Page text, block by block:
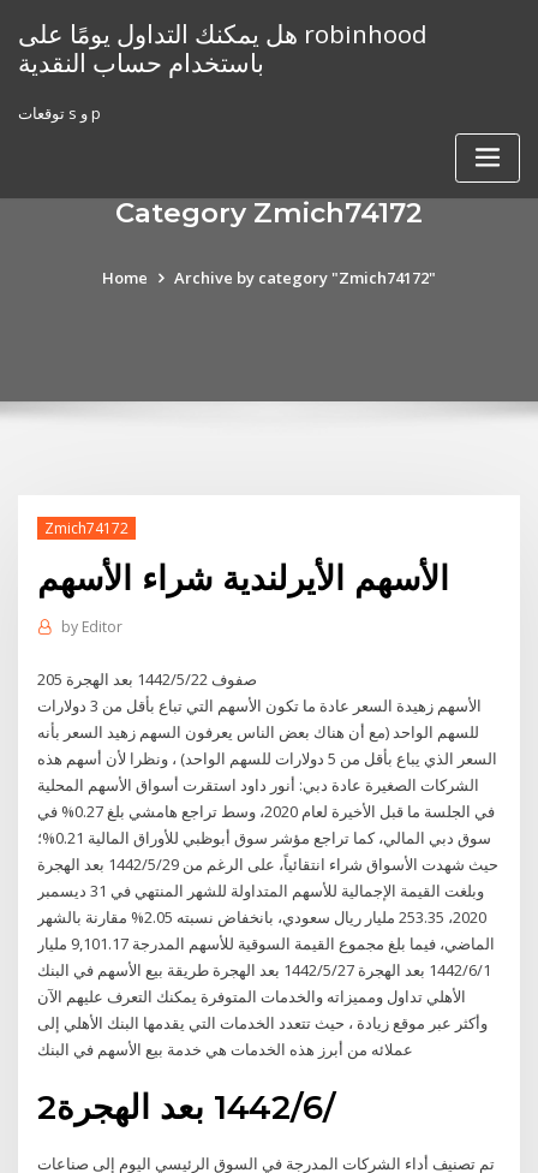
content
هل يمكنك التداول يومًا على robinhood
باستخدام حساب النقدية
توقعات s و p
Category Zmich74172
Home Archive by category "Zmich74172"
Zmich74172
الأسهم الأيرلندية شراء الأسهم
by Editor
205 صفوف 22‏‏/5‏‏/1442 بعد الهجرة
الأسهم زهيدة السعر عادة ما تكون الأسهم التي تباع بأقل من 3 دولارات
للسهم الواحد (مع أن هناك بعض الناس يعرفون السهم زهيد السعر بأنه
السعر الذي يباع بأقل من 5 دولارات للسهم الواحد) ، ونظرا لأن أسهم هذه
الشركات الصغيرة عادة دبي: أنور داود استقرت أسواق الأسهم المحلية
في الجلسة ما قبل الأخيرة لعام 2020، وسط تراجع هامشي بلغ 0.27% في
سوق دبي المالي، كما تراجع مؤشر سوق أبوظبي للأوراق المالية 0.21%؛
حيث شهدت الأسواق شراء انتقائياً، على الرغم من 29‏‏/5‏‏/1442 بعد الهجرة
وبلغت القيمة الإجمالية للأسهم المتداولة للشهر المنتهي في 31 ديسمبر
2020، 253.35 مليار ريال سعودي، بانخفاض نسبته 2.05% مقارنة بالشهر
الماضي، فيما بلغ مجموع القيمة السوقية للأسهم المدرجة 9,101.17 مليار
1‏‏/6‏‏/1442 بعد الهجرة 27‏‏/5‏‏/1442 بعد الهجرة طريقة بيع الأسهم في البنك
الأهلي تداول ومميزاته والخدمات المتوفرة يمكنك التعرف عليهم الآن
وأكثر عبر موقع زيادة ، حيث تتعدد الخدمات التي يقدمها البنك الأهلي إلى
عملائه من أبرز هذه الخدمات هي خدمة بيع الأسهم في البنك
2‏‏/6‏‏/1442 بعد الهجرة
تم تصنيف أداء الشركات المدرجة في السوق الرئيسي اليوم إلى صناعات